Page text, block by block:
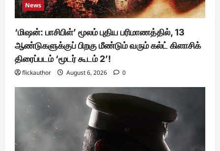
News
‘மிஷன்: பாசிபிள்’ மூலம் புதிய பரிமாணத்தில், 13
ஆண்டுகளுக்குப் பிறகு மீண்டும் வரும் கல்ட் கிளாசிக்
திரைப்படம் ‘மூடர் கூடம் 2’!
flickauthor August 6, 2026 0